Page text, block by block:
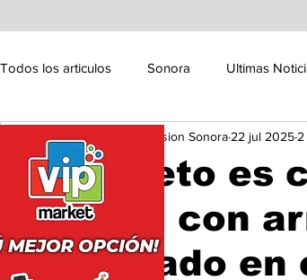
Todos los articulos Sonora Ultimas
Seguridad Educación y Cultura
Sujeto es
Ana con
robado en
Expresion Sonora 22 jul 2025